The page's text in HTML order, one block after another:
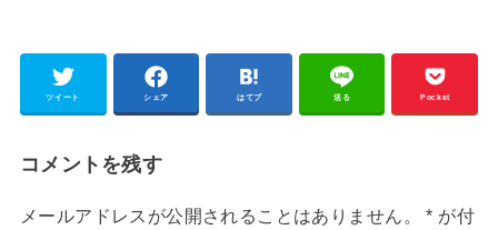
ツイート シェア はてブ 送る Pocket
コメントを残す
メールアドレスが公開されることはありません。 * が付